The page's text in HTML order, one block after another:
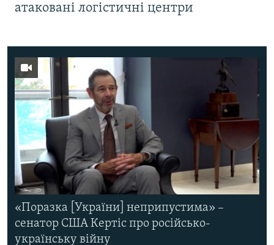
атаковані логістичні центри
«Поразка [України] неприпустима» –
сенатор США Кертіс про російсько-
українську війну